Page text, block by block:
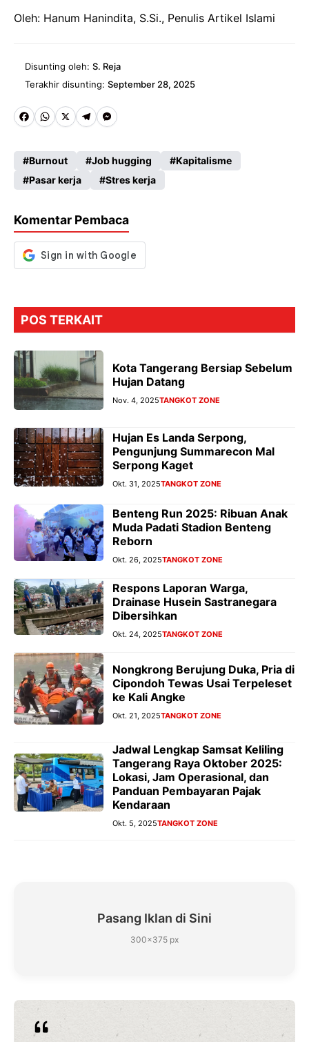
Oleh: Hanum Hanindita, S.Si., Penulis Artikel Islami
Disunting oleh: S. Reja
Terakhir disunting: September 28, 2025
Fa
b
o
k
W
ts
A
p
X
Te
gr
a
M
se
n
er
Burnout Job hugging
Kapitalisme
Pasar kerja
Stres kerja
Komentar Pembaca
POS TERKAIT
Kota Tangerang Bersiap Sebelum
Hujan Datang
Nov. 4, 2025TANGKOT ZONE
Hujan Es Landa Serpong,
Pengunjung Summarecon Mal
Serpong Kaget
Okt. 31, 2025TANGKOT ZONE
Benteng Run 2025: Ribuan Anak
Muda Padati Stadion Benteng
Reborn
Okt. 26, 2025TANGKOT ZONE
Respons Laporan Warga,
Drainase Husein Sastranegara
Dibersihkan
Okt. 24, 2025TANGKOT ZONE
Nongkrong Berujung Duka, Pria di
Cipondoh Tewas Usai Terpeleset
ke Kali Angke
Okt. 21, 2025TANGKOT ZONE
Jadwal Lengkap Samsat Keliling
Tangerang Raya Oktober 2025:
Lokasi, Jam Operasional, dan
Panduan Pembayaran Pajak
Kendaraan
Okt. 5, 2025TANGKOT ZONE
Pasang Iklan di Sini
300×375 px